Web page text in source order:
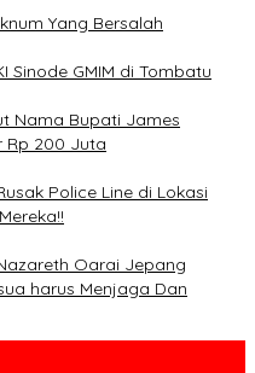
Yang Bersalah
Sinode GMIM di Tombatu
Nama Bupati James
Rp 200 Juta
Police Line di Lokasi
Oarai Jepang
harus Menjaga Dan